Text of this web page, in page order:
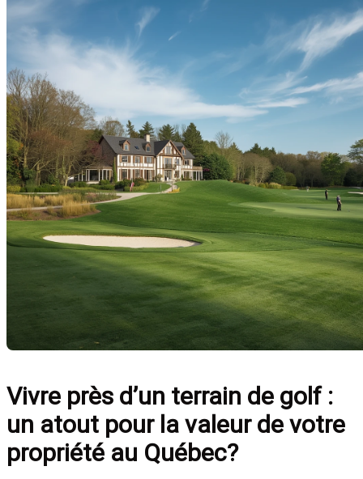
Vivre près d’un terrain de golf :
un atout pour la valeur de votre
propriété au Québec?